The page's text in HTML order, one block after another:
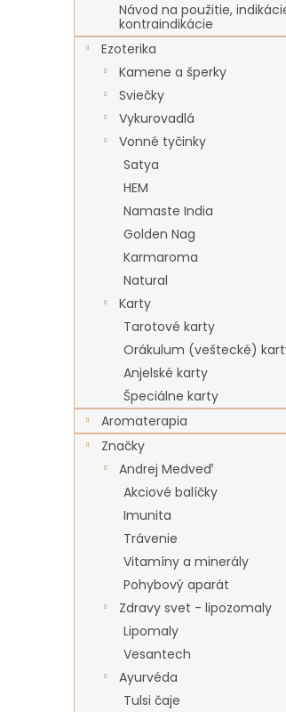
Návod na použitie,
kontraindikácie
Ezoterika
Kamene a šperky
Sviečky
Vykurovadlá
Vonné tyčinky
Satya
HEM
Namaste India
Golden Nag
Karmaroma
Natural
Karty
Tarotové karty
Orákulum (veštecké)
Anjelské karty
Špeciálne karty
Aromaterapia
Značky
Andrej Medveď
Akciové balíčky
Imunita
Trávenie
Vitamíny a minerály
Pohybový aparát
Zdravy svet - lipozomaly
Lipomaly
Vesantech
Ayurvéda
Tulsi čaje